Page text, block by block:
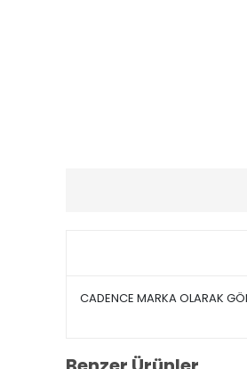
CADENCE MARKA OLARAK